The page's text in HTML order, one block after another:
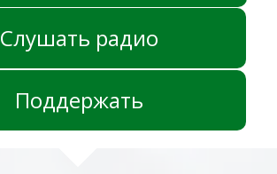
Слушать радио
Поддержать